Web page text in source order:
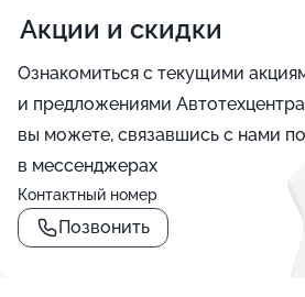
Акции и скидки
Ознакомиться с текущими
и предложениями
вы можете, связавшись с нами
в мессенджерах
Контактный номер
Позвонить